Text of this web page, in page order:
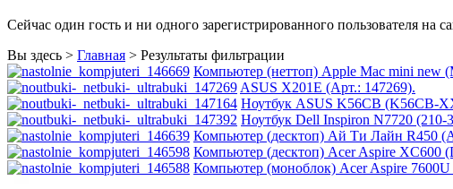
Majesty
Maxxtro(4)
Microsoft(21)
Modecom(2)
Motorola
Msi
Mytab
Ncomputing
Nec
Сейчас один гость и ни одного зарегистрированного пользователя на
Вы здесь > Главная > Результаты фильтрации
Компьютер (неттоп) Apple Mac mini new
ASUS X201E (Арт.: 147269).
Ноутбук ASUS K56CB (K56CB-
Ноутбук Dell Inspiron N7720 (210-
Компьютер (десктоп) Ай Ти Лайн R450
Компьютер (десктоп) Acer Aspire XC600
Компьютер (моноблок) Acer Aspire